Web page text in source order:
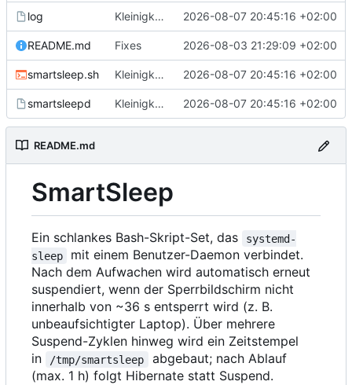
log Kleinigkeiten 2026-08-07 20:45:16 +02:00
README.md Fixes 2026-08-03 21:29:09 +02:00
smartsleep.sh Kleinigkeiten 2026-08-07 20:45:16 +02:00
smartsleepd Kleinigkeiten 2026-08-07 20:45:16 +02:00
README.md
SmartSleep
Ein schlankes Bash-Skript-Set, das
systemd-
sleep
mit einem Benutzer-Daemon verbindet.
Nach dem Aufwachen wird automatisch erneut
suspendiert, wenn der Sperrbildschirm nicht
innerhalb von ~36 s entsperrt wird (z. B.
unbeaufsichtigter Laptop). Über mehrere
Suspend-Zyklen hinweg wird ein Zeitstempel
in
/tmp/smartsleep
abgebaut; nach Ablauf
(max. 1 h) folgt Hibernate statt Suspend.